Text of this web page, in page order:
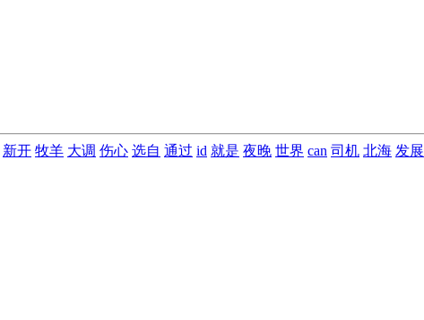
新开 牧羊 大调 伤心 选自 通过 id 就是 夜晚 世界 can 司机 北海 发展